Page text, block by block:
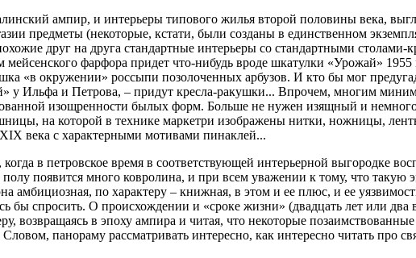
ампир, и интерьеры типового жилья второй половины века,
предметы (некоторые, кстати, были созданы в единственном
друг на друга стандартные интерьеры со стандартными
фарфора придет что-нибудь вроде шкатулки «Урожай»
«в окружении» россыпи позолоченных арбузов. И кто бы мог
у Ильфа и Петрова, – придут кресла-ракушки... Впрочем, многим
изощренности былых форм. Больше не нужен изящный и
на которой в технике маркетри изображены нитки, ножницы,
века c характерными мотивами пинаклей...
в петровское время в соответствующей интерьерной выгородке
появится много ковролина, и при всем уважении к тому, что такую
амбициозная, по характеру – книжная, в этом и ее плюс, и ее
бы спросить. О происхождении и «сроке жизни» (двадцать лет или
возвращаясь в эпоху ампира и читая, что некоторые
панораму рассматривать интересно, как интересно читать